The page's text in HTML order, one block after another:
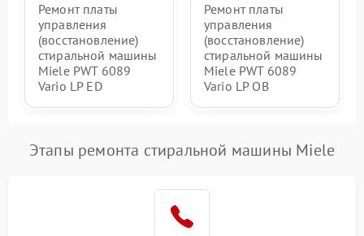
Ремонт платы
управления
(восстановление)
стиральной машины
Miele PWT 6089
Vario LP ED
Ремонт платы
управления
(восстановление)
стиральной машины
Miele PWT 6089
Vario LP OB
Этапы ремонта стиральной машины Miele